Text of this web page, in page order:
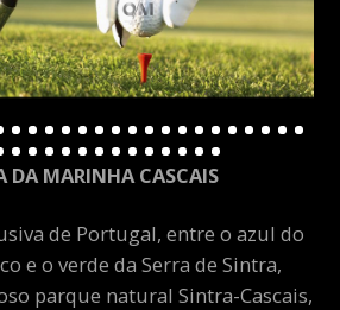
DA MARINHA CASCAIS
de Portugal, entre o azul do
e o verde da Serra de Sintra,
parque natural Sintra-Cascais,